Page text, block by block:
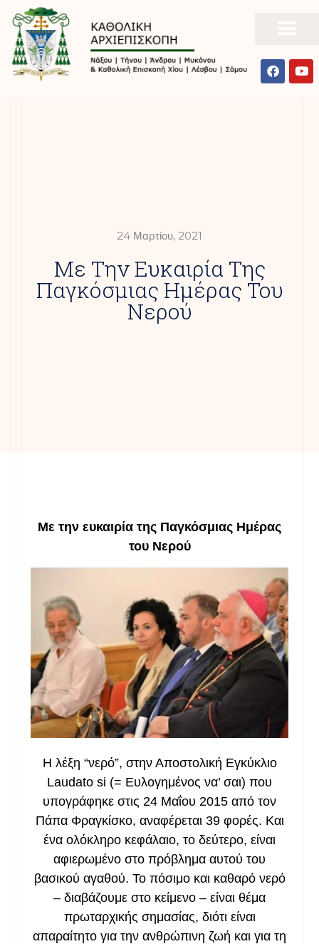
24 Μαρτίου, 2021
Με Την Ευκαιρία Της
Παγκόσμιας Ημέρας Του
Νερού
Με την ευκαιρία της Παγκόσμιας Ημέρας
του Νερού
Η λέξη “νερό”, στην Αποστολική Εγκύκλιο
Laudato si (= Ευλογημένος να’ σαι) που
υπογράφηκε στις 24 Μαΐου 2015 από τον
Πάπα Φραγκίσκο, αναφέρεται 39 φορές. Και
ένα ολόκληρο κεφάλαιο, το δεύτερο, είναι
αφιερωμένο στο πρόβλημα αυτού του
βασικού αγαθού. Το πόσιμο και καθαρό νερό
– διαβάζουμε στο κείμενο – είναι θέμα
πρωταρχικής σημασίας, διότι είναι
απαραίτητο για την ανθρώπινη ζωή και για τη